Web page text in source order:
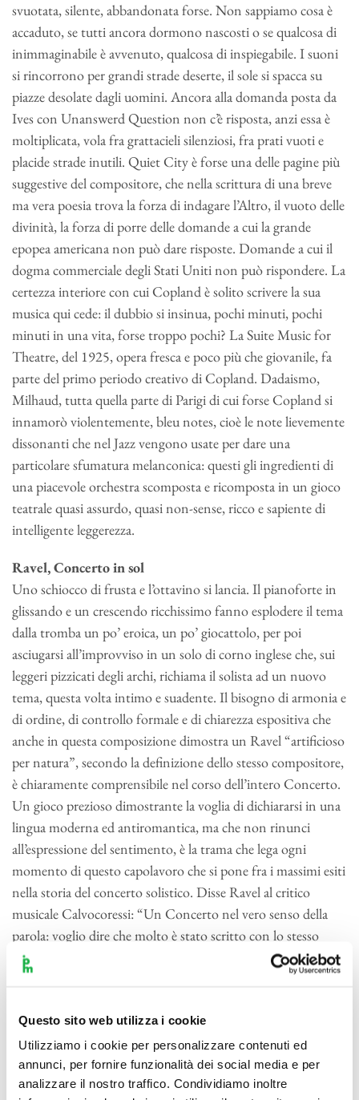
Questo sito web utilizza i cookie
Utilizziamo i cookie per personalizzare contenuti ed
annunci, per fornire funzionalità dei social media e per
analizzare il nostro traffico. Condividiamo inoltre
svuotata, silente, abbandonata forse. Non sappiamo cosa è
accaduto, se tutti ancora dormono nascosti o se qualcosa di
inimmaginabile è avvenuto, qualcosa di inspiegabile. I suoni
si rincorrono per grandi strade deserte, il sole si spacca su
piazze desolate dagli uomini. Ancora alla domanda posta da
Ives con Unanswerd Question non c’è risposta, anzi essa è
moltiplicata, vola fra grattacieli silenziosi, fra prati vuoti e
placide strade inutili. Quiet City è forse una delle pagine più
suggestive del compositore, che nella scrittura di una breve
ma vera poesia trova la forza di indagare l’Altro, il vuoto delle
divinità, la forza di porre delle domande a cui la grande
epopea americana non può dare risposte. Domande a cui il
dogma commerciale degli Stati Uniti non può rispondere. La
certezza interiore con cui Copland è solito scrivere la sua
musica qui cede: il dubbio si insinua, pochi minuti, pochi
minuti in una vita, forse troppo pochi? La Suite Music for
Theatre, del 1925, opera fresca e poco più che giovanile, fa
parte del primo periodo creativo di Copland. Dadaismo,
Milhaud, tutta quella parte di Parigi di cui forse Copland si
innamorò violentemente, bleu notes, cioè le note lievemente
dissonanti che nel Jazz vengono usate per dare una
particolare sfumatura melanconica: questi gli ingredienti di
una piacevole orchestra scomposta e ricomposta in un gioco
teatrale quasi assurdo, quasi non-sense, ricco e sapiente di
intelligente leggerezza.
Ravel, Concerto in sol
Uno schiocco di frusta e l’ottavino si lancia. Il pianoforte in
glissando e un crescendo ricchissimo fanno esplodere il tema
dalla tromba un po’ eroica, un po’ giocattolo, per poi
asciugarsi all’improvviso in un solo di corno inglese che, sui
leggeri pizzicati degli archi, richiama il solista ad un nuovo
tema, questa volta intimo e suadente. Il bisogno di armonia e
di ordine, di controllo formale e di chiarezza espositiva che
anche in questa composizione dimostra un Ravel “artificioso
per natura”, secondo la definizione dello stesso compositore,
è chiaramente comprensibile nel corso dell’intero Concerto.
Un gioco prezioso dimostrante la voglia di dichiararsi in una
lingua moderna ed antiromantica, ma che non rinunci
all’espressione del sentimento, è la trama che lega ogni
momento di questo capolavoro che si pone fra i massimi esiti
nella storia del concerto solistico. Disse Ravel al critico
musicale Calvocoressi: “Un Concerto nel vero senso della
parola: voglio dire che molto è stato scritto con lo stesso
spirito che anima quelli di Mozart e di Saint- Saëns. La
musica di un Concerto, a mio parere, deve essere spensierata
particolari effetti drammatici. È stato detto di alcuni classici
che i loro Concerti sono stati scritti non ‘per’ ma ‘contro’ il
pianoforte. Sono d’accordo. Avrei voluto intitolare questo
lavoro Divertissement. Poi, ho pensato che non vi era alcuna